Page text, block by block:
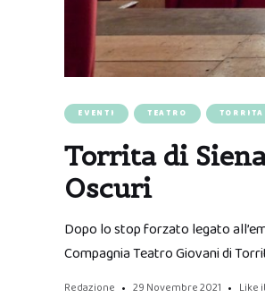
EVENTI TEATRO TORRITA
Torrita di
Oscuri
Dopo lo stop forzato legato
Compagnia Teatro Giovani di
Redazione 29 Novembre 2021 Like